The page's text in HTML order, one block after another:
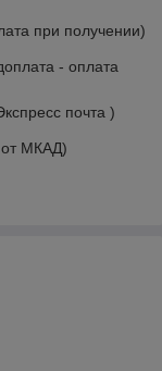
при получении)
- оплата
почта )
от МКАД)